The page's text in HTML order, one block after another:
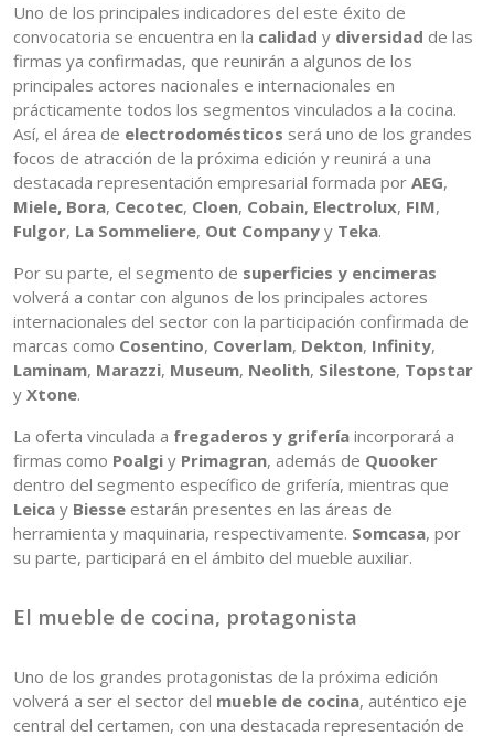
Uno de los principales indicadores del este éxito de
convocatoria se encuentra en la calidad y diversidad de las
firmas ya confirmadas, que reunirán a algunos de los
principales actores nacionales e internacionales en
prácticamente todos los segmentos vinculados a la cocina.
Así, el área de electrodomésticos será uno de los grandes
focos de atracción de la próxima edición y reunirá a una
destacada representación empresarial formada por AEG,
Miele, Bora, Cecotec, Cloen, Cobain, Electrolux, FIM,
Fulgor, La Sommeliere, Out Company y Teka.
Por su parte, el segmento de superficies y encimeras
volverá a contar con algunos de los principales actores
internacionales del sector con la participación confirmada de
marcas como Cosentino, Coverlam, Dekton, Infinity,
Laminam, Marazzi, Museum, Neolith, Silestone, Topstar
y Xtone.
La oferta vinculada a fregaderos y grifería incorporará a
firmas como Poalgi y Primagran, además de Quooker
dentro del segmento específico de grifería, mientras que
Leica y Biesse estarán presentes en las áreas de
herramienta y maquinaria, respectivamente. Somcasa, por
su parte, participará en el ámbito del mueble auxiliar.
El mueble de cocina, protagonista
Uno de los grandes protagonistas de la próxima edición
volverá a ser el sector del mueble de cocina, auténtico eje
central del certamen, con una destacada representación de